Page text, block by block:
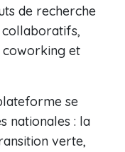
de recherche
coworking et
se
nationales : la
verte,